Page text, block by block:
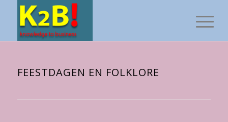
FEESTDAGEN EN FOLKLORE